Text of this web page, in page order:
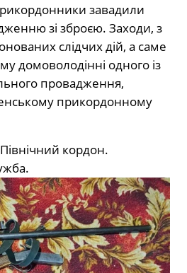
завадили
зі зброєю. Заходи, з
слідчих дій, а саме
домоволодінні одного із
провадження,
прикордонному
кордон.